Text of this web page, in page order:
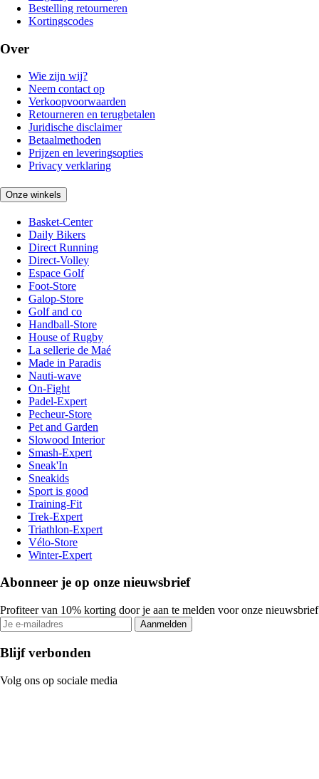
Bestelling retourneren
Kortingscodes
Over
Wie zijn wij?
Neem contact op
Verkoopvoorwaarden
Retourneren en terugbetalen
Juridische disclaimer
Betaalmethoden
Prijzen en leveringsopties
Privacy verklaring
Onze winkels
Basket-Center
Daily Bikers
Direct Running
Direct-Volley
Espace Golf
Foot-Store
Galop-Store
Golf and co
Handball-Store
House of Rugby
La sellerie de Maé
Made in Paradis
Nauti-wave
On-Fight
Padel-Expert
Pecheur-Store
Pet and Garden
Slowood Interior
Smash-Expert
Sneak'In
Sneakids
Sport is good
Training-Fit
Trek-Expert
Triathlon-Expert
Vélo-Store
Winter-Expert
Abonneer je op onze nieuwsbrief
Profiteer van 10% korting door je aan te melden voor onze nieuwsbrief
Aanmelden
Blijf verbonden
Volg ons op sociale media